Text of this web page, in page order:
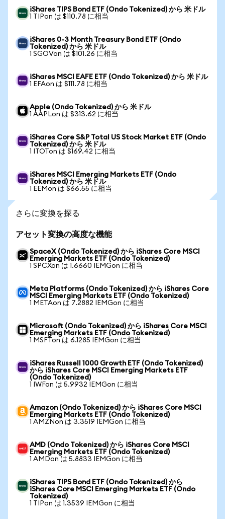
iShares TIPS Bond ETF (Ondo Tokenized) から 米ドル
1 TIPon は $110.78 に相当
iShares 0-3 Month Treasury Bond ETF (Ondo
Tokenized) から 米ドル
1 SGOVon は $101.26 に相当
iShares MSCI EAFE ETF (Ondo Tokenized) から 米ドル
1 EFAon は $111.78 に相当
Apple (Ondo Tokenized) から 米ドル
1 AAPLon は $313.62 に相当
iShares Core S&P Total US Stock Market ETF (Ondo
Tokenized) から 米ドル
1 ITOTon は $169.42 に相当
iShares MSCI Emerging Markets ETF (Ondo
Tokenized) から 米ドル
1 EEMon は $66.55 に相当
さらに変換を探る
アセット変換の高度な機能
SpaceX (Ondo Tokenized) から iShares Core MSCI
Emerging Markets ETF (Ondo Tokenized)
1 SPCXon は 1.6660 IEMGon に相当
Meta Platforms (Ondo Tokenized) から iShares Core
MSCI Emerging Markets ETF (Ondo Tokenized)
1 METAon は 7.2882 IEMGon に相当
Microsoft (Ondo Tokenized) から iShares Core MSCI
Emerging Markets ETF (Ondo Tokenized)
1 MSFTon は 6.1285 IEMGon に相当
iShares Russell 1000 Growth ETF (Ondo Tokenized)
から iShares Core MSCI Emerging Markets ETF
(Ondo Tokenized)
1 IWFon は 5.9932 IEMGon に相当
Amazon (Ondo Tokenized) から iShares Core MSCI
Emerging Markets ETF (Ondo Tokenized)
1 AMZNon は 3.3519 IEMGon に相当
AMD (Ondo Tokenized) から iShares Core MSCI
Emerging Markets ETF (Ondo Tokenized)
1 AMDon は 5.8833 IEMGon に相当
iShares TIPS Bond ETF (Ondo Tokenized) から
iShares Core MSCI Emerging Markets ETF (Ondo
Tokenized)
1 TIPon は 1.3539 IEMGon に相当